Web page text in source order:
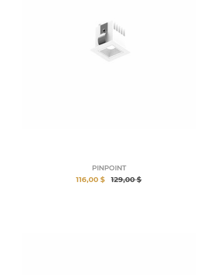
PINPOINT
116,00 $ 129,00 $